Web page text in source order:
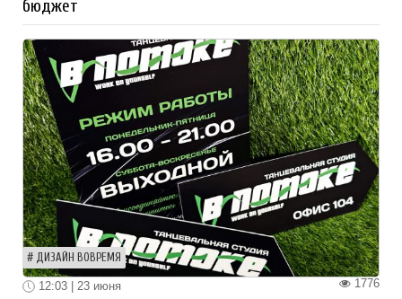
бюджет
ДИЗАЙН ВОВРЕМЯ
1776
12:03 | 23 июня